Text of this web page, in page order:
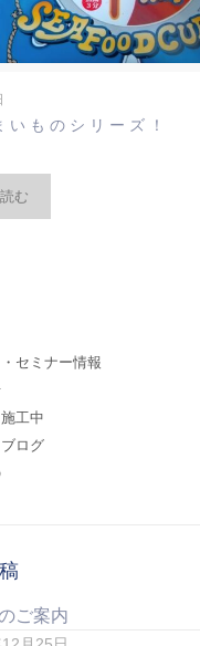
いものシリーズ！
む
セミナー情報
工中
ログ
ご案内